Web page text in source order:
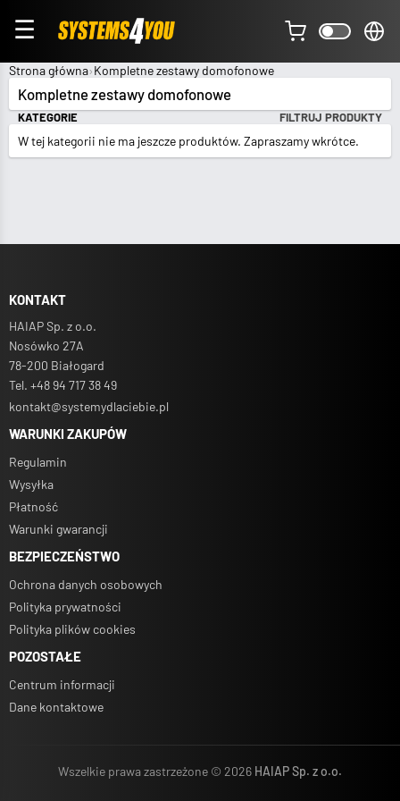
☰
Strona główna Kompletne zestawy domofonowe
Kompletne zestawy domofonowe
KATEGORIE FILTRUJ PRODUKTY
W tej kategorii nie ma jeszcze produktów. Zapraszamy wkrótce.
KONTAKT
HAIAP Sp. z o.o.
Nosówko 27A
78-200 Białogard
Tel. +48 94 717 38 49
kontakt@systemydlaciebie.pl
WARUNKI ZAKUPÓW
Regulamin
Wysyłka
Płatność
Warunki gwarancji
BEZPIECZEŃSTWO
Ochrona danych osobowych
Polityka prywatności
Polityka plików cookies
POZOSTAŁE
Centrum informacji
Dane kontaktowe
Wszelkie prawa zastrzeżone © 2026 HAIAP Sp. z o.o.